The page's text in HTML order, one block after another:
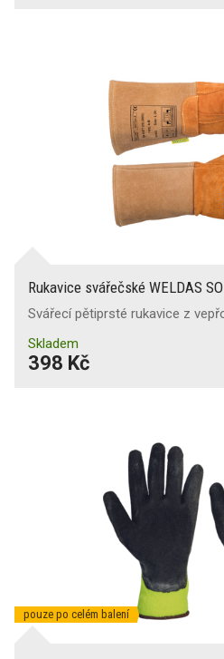
Rukavice svářečské WELDAS
Svářecí pětiprsté rukavice z
Skladem
398 Kč
pouze po celém balení